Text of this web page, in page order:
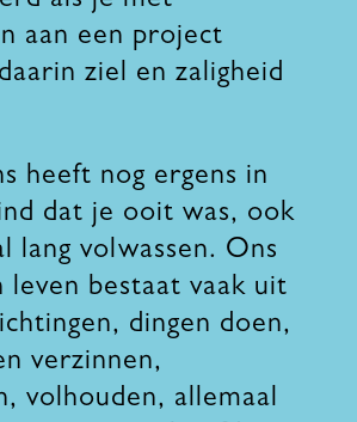
aan een project
ziel en zaligheid
heeft nog ergens in
dat je ooit was, ook
lang volwassen. Ons
leven bestaat vaak uit
dingen doen,
verzinnen,
volhouden, allemaal